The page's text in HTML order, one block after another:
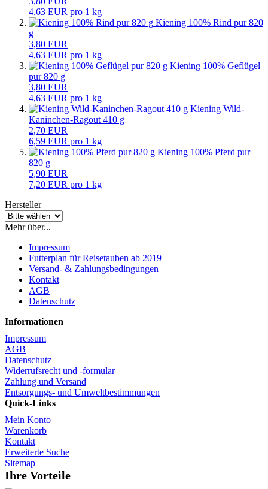
4,63 EUR pro 1 kg
Kiening 100% Rind pur 820
g
3,80 EUR
4,63 EUR pro 1 kg
Kiening 100% Geflügel
pur 820 g
3,80 EUR
4,63 EUR pro 1 kg
Kiening Wild-
Kaninchen-Ragout 410 g
2,70 EUR
6,59 EUR pro 1 kg
Kiening 100% Pferd pur
820 g
5,90 EUR
7,20 EUR pro 1 kg
Hersteller
Mehr über...
Impressum
Futterplan für Reisetauben ab 2019
Versand- & Zahlungsbedingungen
Kontakt
AGB
Datenschutz
Informationen
Impressum
AGB
Datenschutz
Widerrufsrecht und -formular
Zahlung und Versand
Entsorgungs- und Umweltbestimmungen
Quick-Links
Mein Konto
Warenkorb
Kontakt
Erweiterte Suche
Sitemap
Ihre Vorteile